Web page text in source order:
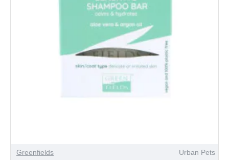
Greenfields Urban Pets